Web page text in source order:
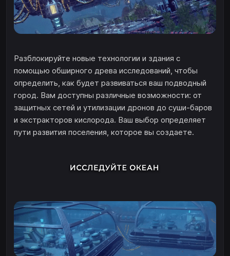
Разблокируйте новые технологии и здания с
помощью обширного древа исследований, чтобы
определить, как будет развиваться ваш подводный
город. Вам доступны различные возможности: от
защитных сетей и утилизации дронов до суши-баров
и экстракторов кислорода. Ваш выбор определяет
пути развития поселения, которое вы создаете.